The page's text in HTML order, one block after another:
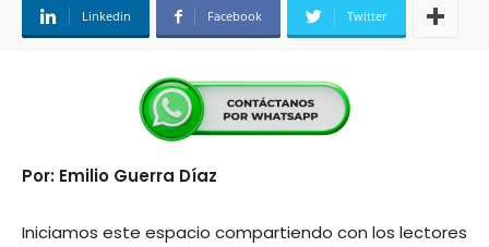
Linkedin Facebook Twitter
Por: Emilio Guerra Díaz
Iniciamos este espacio compartiendo con los lectores